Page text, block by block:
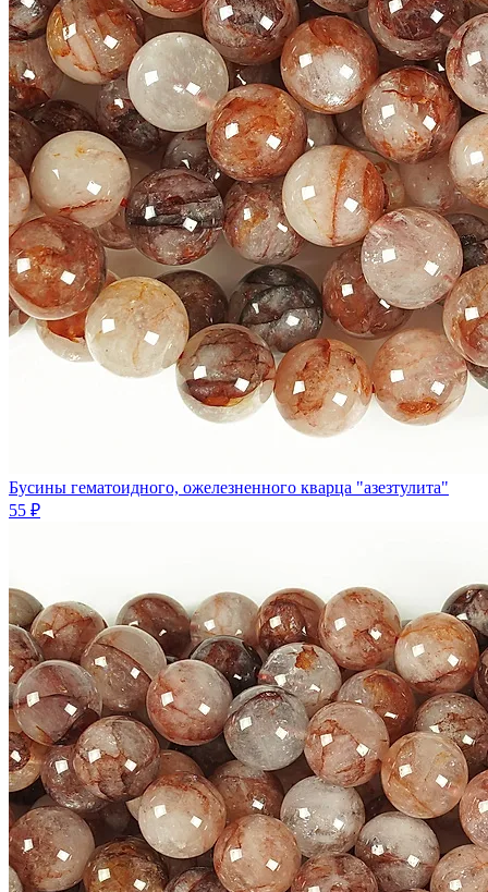
Бусины гематоидного, ожелезненного кварца "азезтулита"
55 ₽